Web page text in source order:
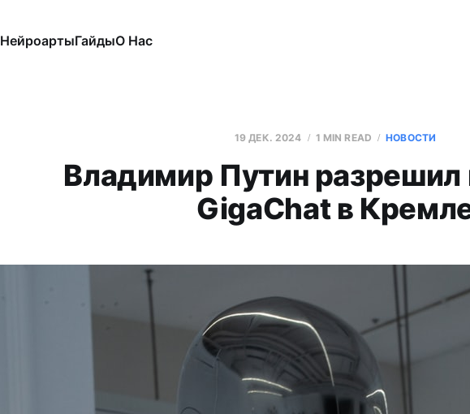
НейроартыГайдыО Нас
19 ДЕК. 2024 1 MIN READ НОВОСТИ
Владимир Путин разрешил
GigaChat в